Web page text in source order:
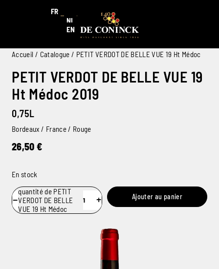
FR
NL
EN
Accueil / Catalogue / PETIT VERDOT DE BELLE VUE 19 Ht Médoc
PETIT VERDOT DE BELLE VUE 19
Ht Médoc 2019
0,75L
Bordeaux / France / Rouge
26,50 €
En stock
−
quantité de PETIT
VERDOT DE BELLE
VUE 19 Ht Médoc
+ Ajouter au panier